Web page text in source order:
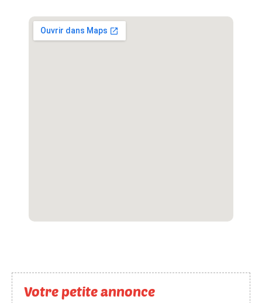
Votre petite annonce